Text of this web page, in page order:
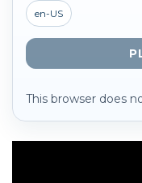
en-US
This browser does